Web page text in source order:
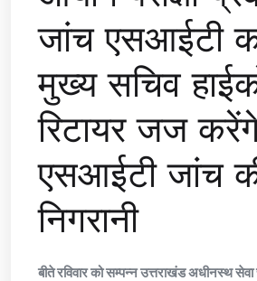
जांच एसआईटी
मुख्य सचिव
रिटायर जज
एसआईटी जांच
निगरानी
बीते रविवार को सम्पन्न उत्तराखंड अधीनस्थ